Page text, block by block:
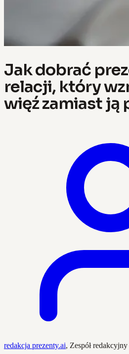
Jak dobrać
relacji, który
więź zamiast ją
redakcja prezenty.ai, Zespół redakcyjny